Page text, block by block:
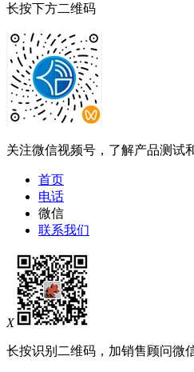
长按下方二维码
关注微信视频号，了解产品测试
首页
电话
微信
联系我们
X
长按识别二维码，加销售顾问微